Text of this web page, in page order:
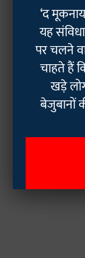
‘द
यह
पर चलने
चाहते हैं
खड़े
बेजुबानों